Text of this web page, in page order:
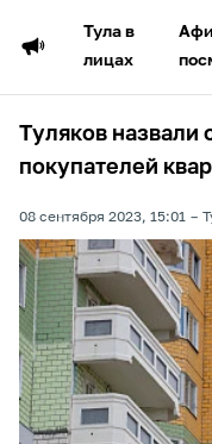
Тула в
лицах
Туляков назвали
покупателей
08 сентября 2023, 15:01